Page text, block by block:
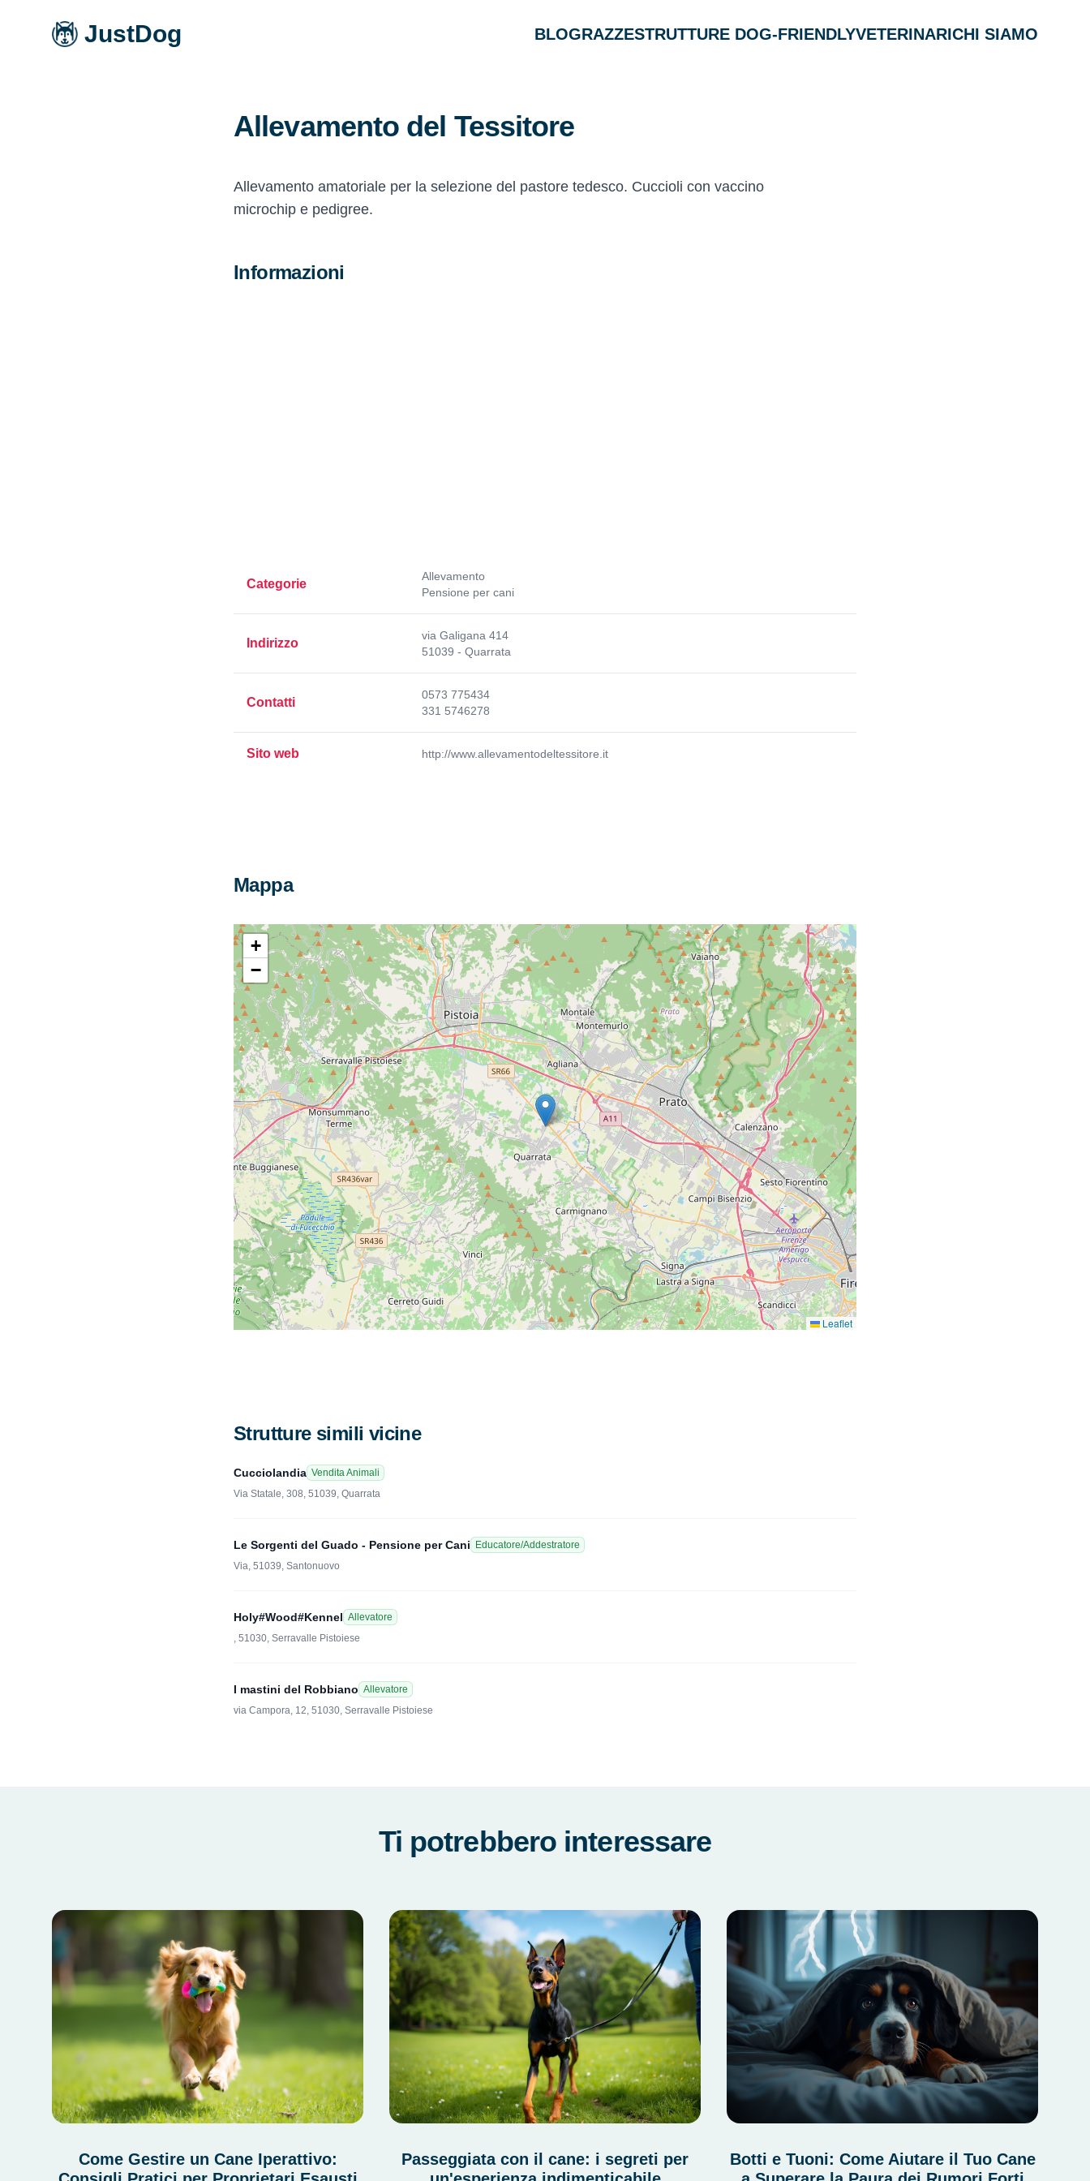
JustDog BLOGRAZZESTRUTTURE DOG-FRIENDLYVETERINARICHI SIAMO
Allevamento del Tessitore
Allevamento amatoriale per la selezione del pastore tedesco. Cuccioli con vaccino
microchip e pedigree.
Informazioni
Categorie
Allevamento
Pensione per cani
Indirizzo
via Galigana 414
51039 - Quarrata
Contatti
0573 775434
331 5746278
Sito web http://www.allevamentodeltessitore.it
Mappa
+
−
Leaflet
Strutture simili vicine
Cucciolandia Vendita Animali
Via Statale, 308, 51039, Quarrata
Le Sorgenti del Guado - Pensione per Cani
Educatore/Addestratore
Via, 51039, Santonuovo
Holy#Wood#Kennel Allevatore
, 51030, Serravalle Pistoiese
I mastini del Robbiano Allevatore
via Campora, 12, 51030, Serravalle Pistoiese
Ti potrebbero interessare
Come Gestire un Cane Iperattivo:
Passeggiata con il cane: i segreti per
Botti e Tuoni: Come Aiutare il Tuo Cane